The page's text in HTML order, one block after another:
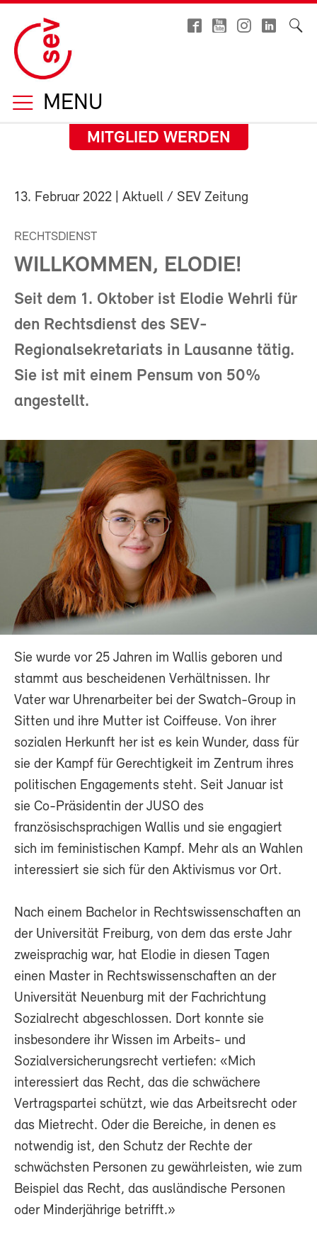
MENU
MITGLIED WERDEN
13. Februar 2022 | Aktuell / SEV Zeitung
RECHTSDIENST
WILLKOMMEN, ELODIE!
Seit dem 1. Oktober ist Elodie Wehrli für
den Rechtsdienst des SEV-
Regionalsekretariats in Lausanne tätig.
Sie ist mit einem Pensum von 50%
angestellt.
Sie wurde vor 25 Jahren im Wallis geboren und
stammt aus bescheidenen Verhältnissen. Ihr
Vater war Uhrenarbeiter bei der Swatch-Group in
Sitten und ihre Mutter ist Coiffeuse. Von ihrer
sozialen Herkunft her ist es kein Wunder, dass für
sie der Kampf für Gerechtigkeit im Zentrum ihres
politischen Engagements steht. Seit Januar ist
sie Co-Präsidentin der JUSO des
französischsprachigen Wallis und sie engagiert
sich im feministischen Kampf. Mehr als an Wahlen
interessiert sie sich für den Aktivismus vor Ort.
Nach einem Bachelor in Rechtswissenschaften an
der Universität Freiburg, von dem das erste Jahr
zweisprachig war, hat Elodie in diesen Tagen
einen Master in Rechtswissenschaften an der
Universität Neuenburg mit der Fachrichtung
Sozialrecht abgeschlossen. Dort konnte sie
insbesondere ihr Wissen im Arbeits- und
Sozialversicherungsrecht vertiefen: «Mich
interessiert das Recht, das die schwächere
Vertragspartei schützt, wie das Arbeitsrecht oder
das Mietrecht. Oder die Bereiche, in denen es
notwendig ist, den Schutz der Rechte der
schwächsten Personen zu gewährleisten, wie zum
Beispiel das Recht, das ausländische Personen
oder Minderjährige betrifft.»